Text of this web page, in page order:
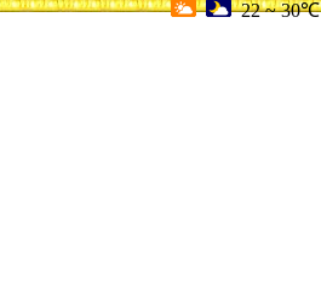
22 ~ 30℃